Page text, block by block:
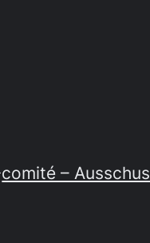
comité –